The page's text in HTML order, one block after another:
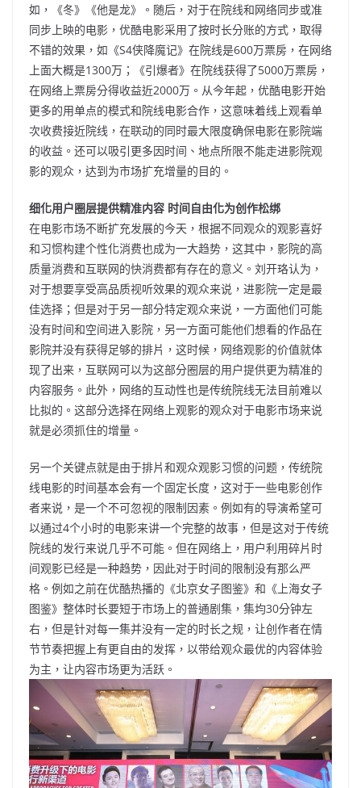
如，《冬》《他是龙》。随后，对于在院线和网络同步或准
同步上映的电影，优酷电影采用了按时长分账的方式，取得
不错的效果，如《S4侠降魔记》在院线是600万票房，在网络
上面大概是1300万；《引爆者》在院线获得了5000万票房，
在网络上票房分得收益近2000万。从今年起，优酷电影开始
更多的用单点的模式和院线电影合作，这意味着线上观看单
次收费接近院线，在联动的同时最大限度确保电影在影院端
的收益。还可以吸引更多因时间、地点所限不能走进影院观
影的观众，达到为市场扩充增量的目的。
细化用户圈层提供精准内容 时间自由化为创作松绑
在电影市场不断扩充发展的今天，根据不同观众的观影喜好
和习惯构建个性化消费也成为一大趋势，这其中，影院的高
质量消费和互联网的快消费都有存在的意义。刘开珞认为，
对于想要享受高品质视听效果的观众来说，进影院一定是最
佳选择；但是对于另一部分特定观众来说，一方面他们可能
没有时间和空间进入影院，另一方面可能他们想看的作品在
影院并没有获得足够的排片，这时候，网络观影的价值就体
现了出来，互联网可以为这部分圈层的用户提供更为精准的
内容服务。此外，网络的互动性也是传统院线无法目前难以
比拟的。这部分选择在网络上观影的观众对于电影市场来说
就是必须抓住的增量。
另一个关键点就是由于排片和观众观影习惯的问题，传统院
线电影的时间基本会有一个固定长度，这对于一些电影创作
者来说，是一个不可忽视的限制因素。例如有的导演希望可
以通过4个小时的电影来讲一个完整的故事，但是这对于传统
院线的发行来说几乎不可能。但在网络上，用户利用碎片时
间观影已经是一种趋势，因此对于时间的限制没有那么严
格。例如之前在优酷热播的《北京女子图鉴》和《上海女子
图鉴》整体时长要短于市场上的普通剧集，集均30分钟左
右，但是针对每一集并没有一定的时长之规，让创作者在情
节节奏把握上有更自由的发挥，以带给观众最优的内容体验
为主，让内容市场更为活跃。